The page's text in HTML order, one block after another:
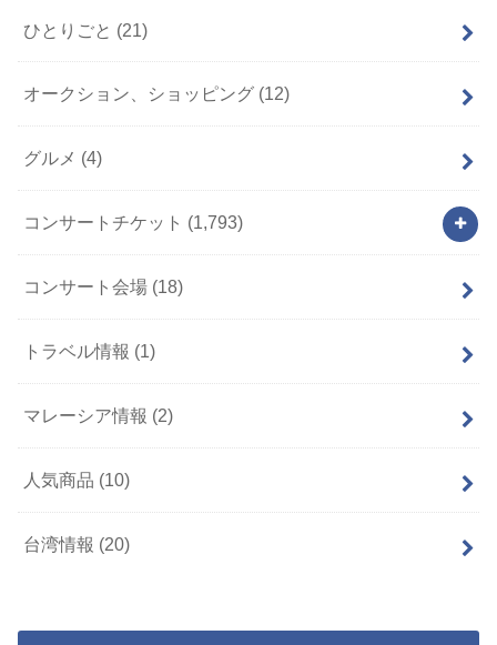
ひとりごと (21)
オークション、ショッピング (12)
グルメ (4)
コンサートチケット (1,793)
コンサート会場 (18)
トラベル情報 (1)
マレーシア情報 (2)
人気商品 (10)
台湾情報 (20)